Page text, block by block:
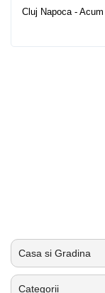
Cluj Napoca -
Casa si Gradina
Categorii